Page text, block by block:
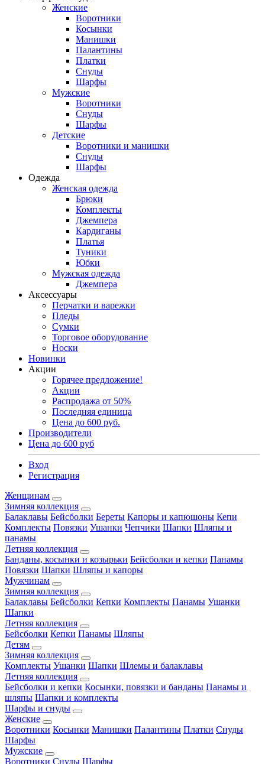
Женские
Воротники
Косынки
Манишки
Палантины
Платки
Снуды
Шарфы
Мужские
Воротники
Снуды
Шарфы
Детские
Воротники и манишки
Снуды
Шарфы
Одежда
Женская одежда
Брюки
Комплекты
Джемпера
Кардиганы
Платья
Туники
Юбки
Мужская одежда
Джемпера
Аксессуары
Перчатки и варежки
Пледы
Сумки
Торговое оборудование
Носки
Новинки
Акции
Горячее предложение!
Акции
Распродажа от 50%
Последняя единица
Цена до 600 руб.
Производители
Цена до 600 руб
Вход
Регистрация
Женщинам
Зимняя коллекция
Балаклавы Бейсболки Береты Капоры и капюшоны Кепи
Комплекты Повязки Ушанки Чепчики Шапки Шляпы и
панамы
Летняя коллекция
Банданы, косынки и козырьки Бейсболки и кепки Панамы
Повязки Шапки Шляпы и капоры
Мужчинам
Зимняя коллекция
Балаклавы Бейсболки Кепки Комплекты Панамы Ушанки
Шапки
Летняя коллекция
Бейсболки Кепки Панамы Шляпы
Детям
Зимняя коллекция
Комплекты Ушанки Шапки Шлемы и балаклавы
Летняя коллекция
Бейсболки и кепки Косынки, повязки и банданы Панамы и
шляпы Шапки и комплекты
Шарфы и снуды
Женские
Воротники Косынки Манишки Палантины Платки Снуды
Шарфы
Мужские
Воротники Снуды Шарфы